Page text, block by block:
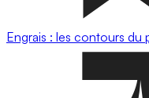
Engrais : les contours du